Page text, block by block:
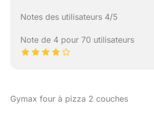
Notes des utilisateurs 4/5
Note de 4 pour 70 utilisateurs
Gymax four à pizza 2 couches